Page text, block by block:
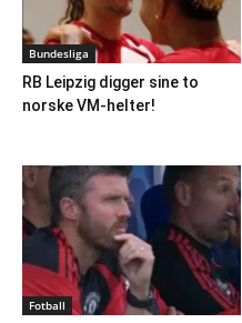
Bundesliga
RB Leipzig digger sine to
norske VM-helter!
Fotball